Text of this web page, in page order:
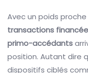
Avec un poids
transactions
primo-accédants
position. Autant dire
dispositifs ciblés